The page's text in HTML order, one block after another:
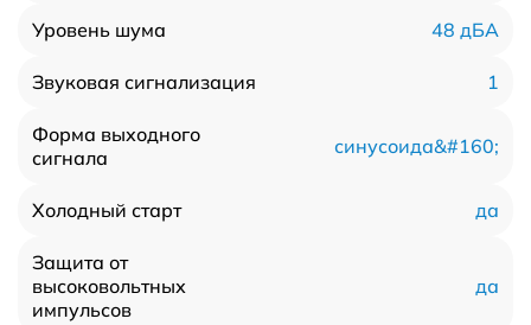
Уровень шума 48 дБА
Звуковая сигнализация 1
Форма выходного
сигнала
синусоида&#160;
Холодный старт да
Защита от
высоковольтных
импульсов
да